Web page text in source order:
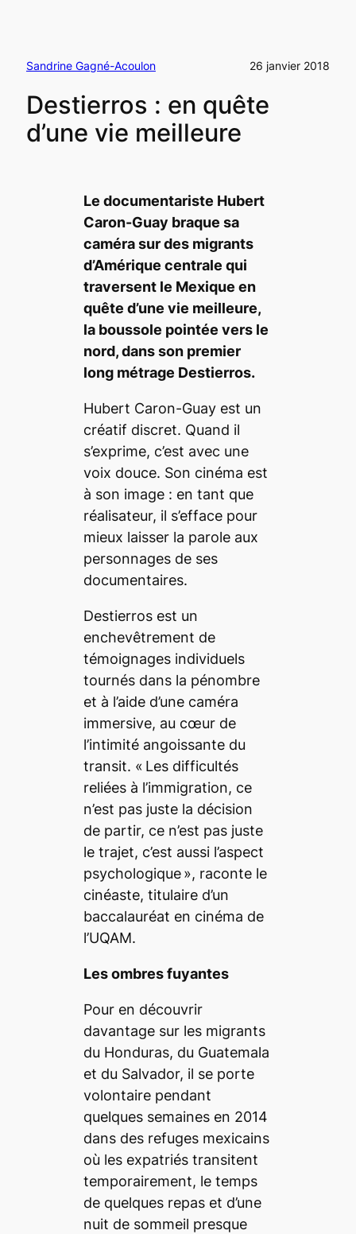
Sandrine Gagné-Acoulon 26 janvier 2018
Destierros : en quête
d’une vie meilleure
Le documentariste Hubert
Caron-Guay braque sa
caméra sur des migrants
d’Amérique centrale qui
traversent le Mexique en
quête d’une vie meilleure,
la boussole pointée vers le
nord, dans son premier
long métrage Destierros.
Hubert Caron-Guay est un
créatif discret. Quand il
s’exprime, c’est avec une
voix douce. Son cinéma est
à son image : en tant que
réalisateur, il s’efface pour
mieux laisser la parole aux
personnages de ses
documentaires.
Destierros est un
enchevêtrement de
témoignages individuels
tournés dans la pénombre
et à l’aide d’une caméra
immersive, au cœur de
l’intimité angoissante du
transit. « Les difficultés
reliées à l’immigration, ce
n’est pas juste la décision
de partir, ce n’est pas juste
le trajet, c’est aussi l’aspect
psychologique», raconte le
cinéaste, titulaire d’un
baccalauréat en cinéma de
l’UQAM.
Les ombres fuyantes
Pour en découvrir
davantage sur les migrants
du Honduras, du Guatemala
et du Salvador, il se porte
volontaire pendant
quelques semaines en 2014
dans des refuges mexicains
où les expatriés transitent
temporairement, le temps
de quelques repas et d’une
nuit de sommeil presque